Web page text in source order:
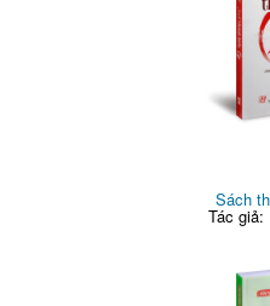
Sách
Tác giả: